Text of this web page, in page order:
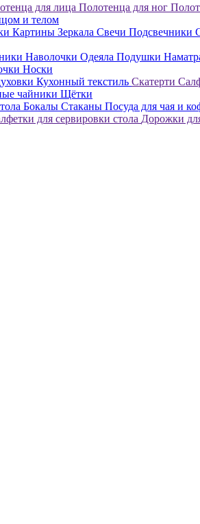
для лица Полотенца для ног
и телом
Картины Зеркала Свечи Подсвечники
Наволочки Одеяла Подушки
Носки
Кухонный текстиль Скатерти
чайники Щётки
Бокалы Стаканы Посуда для чая и
для сервировки стола Дорожки